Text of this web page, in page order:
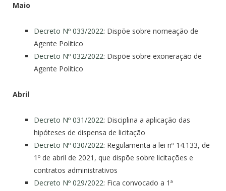
Maio
Decreto Nº 033/2022: Dispõe sobre nomeação de
Agente Politico
Decreto Nº 032/2022: Dispõe sobre exoneração de
Agente Político
Abril
Decreto Nº 031/2022: Disciplina a aplicação das
hipóteses de dispensa de licitação
Decreto Nº 030/2022: Regulamenta a lei nº 14.133, de
1º de abril de 2021, que dispõe sobre licitações e
contratos administrativos
Decreto Nº 029/2022: Fica convocado a 1ª